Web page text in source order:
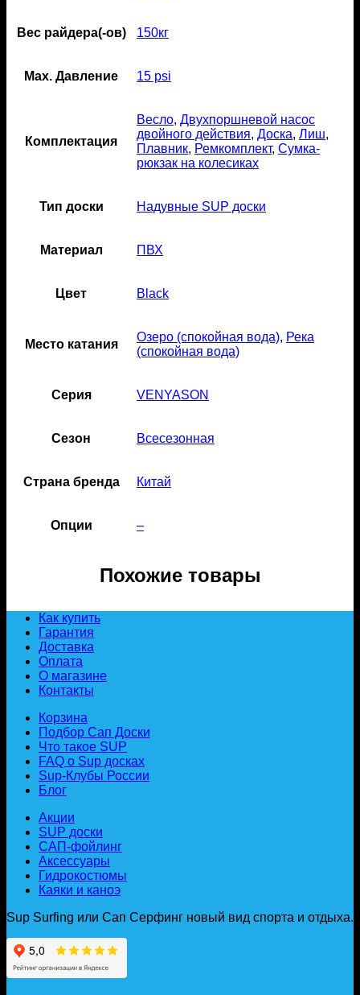
Вес райдера(-ов) 150кг
Мах. Давление 15 psi
Комплектация
Весло, Двухпоршневой насос
двойного действия, Доска, Лиш,
Плавник, Ремкомплект, Сумка-
рюкзак на колесиках
Тип доски Надувные SUP доски
Материал ПВХ
Цвет Black
Место катания
Озеро (спокойная вода), Река
(спокойная вода)
Серия VENYASON
Сезон Всесезонная
Страна бренда Китай
Опции –
Похожие товары
Как купить
Гарантия
Доставка
Оплата
О магазине
Контакты
Корзина
Подбор Сап Доски
Что такое SUP
FAQ о Sup досках
Sup-Клубы России
Блог
Акции
SUP доски
САП-фойлинг
Аксессуары
Гидрокостюмы
Каяки и каноэ
Sup Surfing или Сап Серфинг новый вид спорта и отдыха.